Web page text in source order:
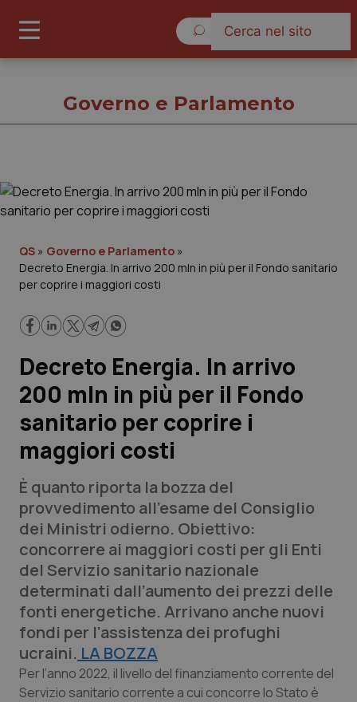
Governo e Parlamento
Regioni e Asl
Lavoro e Professioni
Scienza e Farmaci
Studi e Analisi
Lettere al direttore
Edizioni Regionali
QS Pro
Professionisti Sanitari.AI
Abruzzo
Basilicata
QS Pro Gold
Artrite & artrosi
QS Club Newsletter
Governo e Parlamento
QS » Governo e Parlamento »
Decreto Energia. In arrivo 200 mln in più per il Fondo sanitario
per coprire i maggiori costi
Decreto Energia. In arrivo
200 mln in più per il Fondo
sanitario per coprire i
maggiori costi
È quanto riporta la bozza del
provvedimento all’esame del Consiglio
dei Ministri odierno. Obiettivo:
concorrere ai maggiori costi per gli Enti
del Servizio sanitario nazionale
determinati dall’aumento dei prezzi delle
fonti energetiche. Arrivano anche nuovi
fondi per l’assistenza dei profughi
ucraini. LA BOZZA
Per l’anno 2022, il livello del finanziamento corrente del
Servizio sanitario corrente a cui concorre lo Stato è